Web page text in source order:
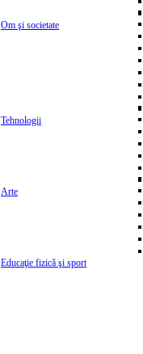
Om şi societate
Tehnologii
Arte
Educaţie fizică şi sport